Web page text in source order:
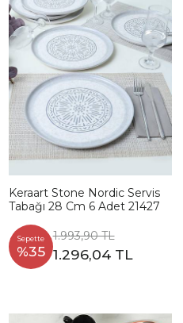
Keraart Stone Nordic Servis
Tabağı 28 Cm 6 Adet 21427
Sepette
%35
1.993,90 TL
1.296,04 TL